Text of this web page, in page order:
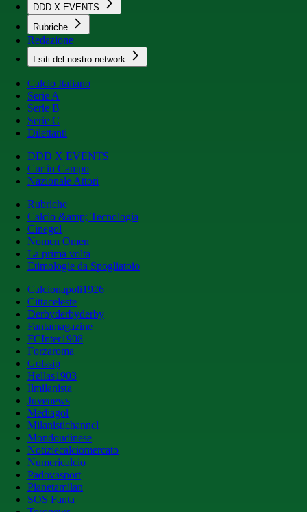
DDD X EVENTS
Rubriche
Redazione
I siti del nostro network
Calcio Italiano
Serie A
Serie B
Serie C
Dilettanti
DDD X EVENTS
Cur in Campo
Nazionale Attori
Rubriche
Calcio &amp; Tecnologia
Cinegol
Nomen Omen
La prima volta
Etimologie da Spogliatoio
Calcionapoli1926
Cittaceleste
Derbyderbyderby
Fantamagazine
FCInter1908
Forzaroma
Golssip
Hellas1903
Ilmilanista
Juvenews
Mediagol
Milanistichannel
Mondoudinese
Notiziecalciomercato
Numericalcio
Padovasport
Pianetamilan
SOS Fanta